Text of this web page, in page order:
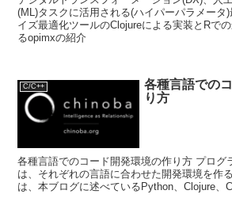
(ML)タスクに活用される(ハイパーパラメータ
イズ最適化ツールのClojureによる実装とRで
るopimxの紹介
C/C++
各種言語での
り方
各種言語でのコード開発環境の作り方 プログ
は、それぞれの言語に合わせた開発環境を作
は、本ブログに述べているPython、Clojure、